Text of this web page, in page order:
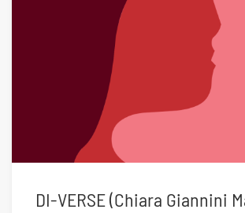
DI-VERSE (Chiara Giannini